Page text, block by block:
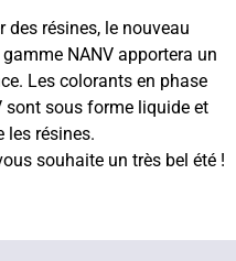
des résines, le nouveau
NANV apportera un
Les colorants en phase
sont sous forme liquide et
les résines.
souhaite un très bel été !